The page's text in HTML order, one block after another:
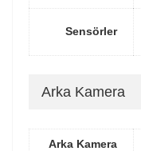
Sensörler
Arka Kamera
Arka Kamera